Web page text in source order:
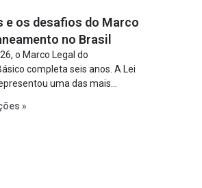
a figura é facultativa e
racional de projeto a
e os desafios do Marco
no Brasil
o Marco Legal do
completa seis anos. A Lei
uma das mais
claras para a
»